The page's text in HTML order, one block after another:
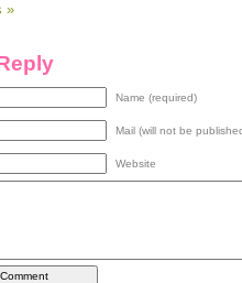
»
Name (required)
Mail (will not be
Website